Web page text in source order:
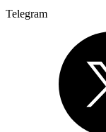
Telegram